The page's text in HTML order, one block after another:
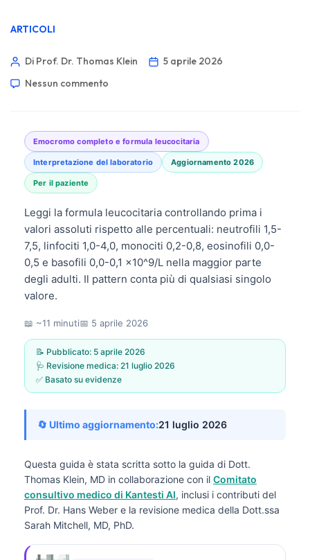
ARTICOLI
Di Prof. Dr. Thomas Klein
5 aprile 2026
Nessun commento
Emocromo completo e formula leucocitaria
Interpretazione del laboratorio Aggiornamento 2026
Per il paziente
Leggi la formula leucocitaria controllando prima i
valori assoluti rispetto alle percentuali: neutrofili 1,5-
7,5, linfociti 1,0-4,0, monociti 0,2-0,8, eosinofili 0,0-
0,5 e basofili 0,0-0,1 x10^9/L nella maggior parte
degli adulti. Il pattern conta più di qualsiasi singolo
valore.
📖 ~11 minuti📅 5 aprile 2026
📝 Pubblicato: 5 aprile 2026
🩺 Revisione medica: 21 luglio 2026
✅ Basato su evidenze
🔄 Ultimo aggiornamento:21 luglio 2026
Questa guida è stata scritta sotto la guida di Dott.
Thomas Klein, MD in collaborazione con il Comitato
consultivo medico di Kantesti AI, inclusi i contributi del
Prof. Dr. Hans Weber e la revisione medica della Dott.ssa
Sarah Mitchell, MD, PhD.